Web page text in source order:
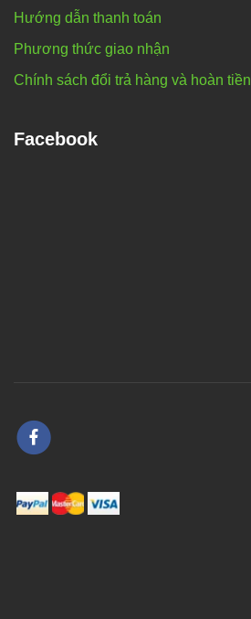
Hướng dẫn thanh toán
Phương thức giao nhận
Chính sách đổi trả hàng và hoàn tiền
Facebook